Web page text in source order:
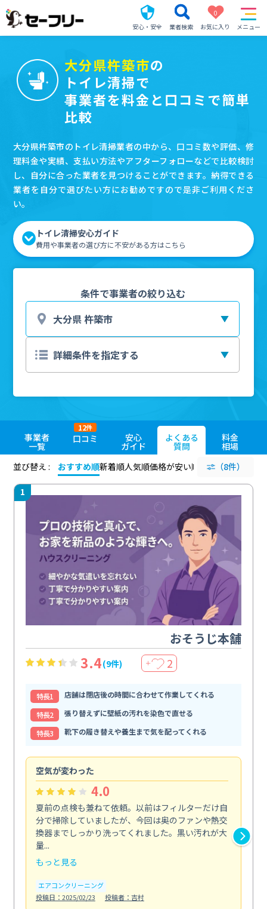
安心・安全 業者検索
0
お気に入り
メニュー
大分県杵築市の
トイレ清掃で
事業者を料金と口コミで簡単
比較
大分県杵築市のトイレ清掃業者の中から、口コミ数や評価、修
理料金や実績、支払い方法やアフターフォローなどで比較検討
し、自分に合った業者を見つけることができます。納得できる
業者を自分で選びたい方にお勧めですので是非ご利用くださ
い。
トイレ清掃安心ガイド
費用や事業者の選び方に不安がある方はこちら
条件で事業者の絞り込む
事業者
一覧
口コミ
12件
安心
ガイド
よくある
質問
料金
相場
並び替え :
おすすめ順新着順人気順価格が安い順 評価が高い順
（8件）
1
おそうじ本舗
3.4(9件) ＋ 2
特⻑1
店舗は閉店後の時間に合わせて作業してくれる
特⻑2
張り替えずに壁紙の汚れを染色で直せる
特⻑3
靴下の履き替えや養生まで気を配ってくれる
空気が変わった
4.0
夏前の点検も兼ねて依頼。以前はフィルターだけ自
分で掃除していましたが、今回は奥のファンや熱交
換器までしっかり洗ってくれました。黒い汚れが大
量...
もっと見る
エアコンクリーニング
投稿日：2025/02/23
投稿者：吉村